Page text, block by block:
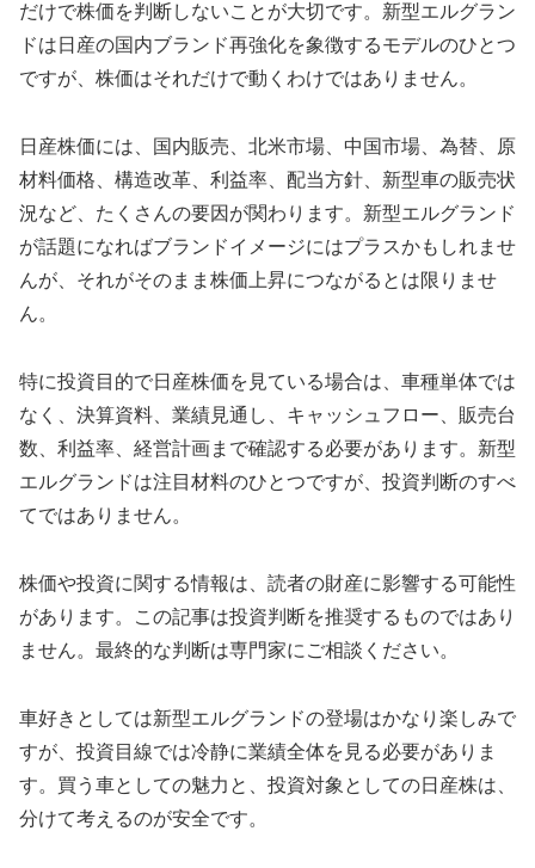
だけで株価を判断しないことが大切です。新型エルグラン
ドは日産の国内ブランド再強化を象徴するモデルのひとつ
ですが、株価はそれだけで動くわけではありません。
日産株価には、国内販売、北米市場、中国市場、為替、原
材料価格、構造改革、利益率、配当方針、新型車の販売状
況など、たくさんの要因が関わります。新型エルグランド
が話題になればブランドイメージにはプラスかもしれませ
んが、それがそのまま株価上昇につながるとは限りませ
ん。
特に投資目的で日産株価を見ている場合は、車種単体では
なく、決算資料、業績見通し、キャッシュフロー、販売台
数、利益率、経営計画まで確認する必要があります。新型
エルグランドは注目材料のひとつですが、投資判断のすべ
てではありません。
株価や投資に関する情報は、読者の財産に影響する可能性
があります。この記事は投資判断を推奨するものではあり
ません。最終的な判断は専門家にご相談ください。
車好きとしては新型エルグランドの登場はかなり楽しみで
すが、投資目線では冷静に業績全体を見る必要がありま
す。 買う車としての魅力と、投資対象としての日産株は、
分けて考えるのが安全です。